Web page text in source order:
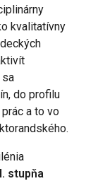
kvalitatívny
sa
do profilu
a to vo
stupňa